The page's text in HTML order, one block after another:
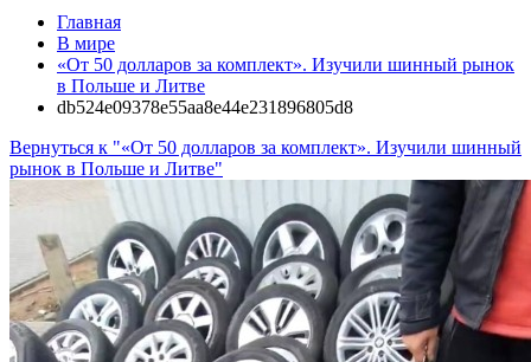
Главная
В мире
«От 50 долларов за комплект». Изучили шинный рынок
в Польше и Литве
db524e09378e55aa8e44e231896805d8
Вернуться к "«От 50 долларов за комплект». Изучили шинный
рынок в Польше и Литве"